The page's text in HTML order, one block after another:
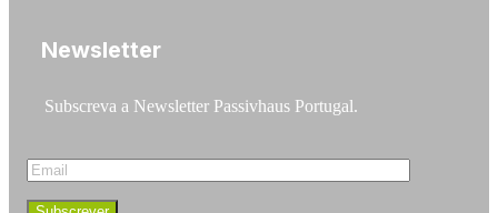
Newsletter
Subscreva a Newsletter Passivhaus Portugal.